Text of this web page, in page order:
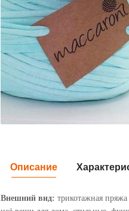
Описание
Внешний вид: трикотажная